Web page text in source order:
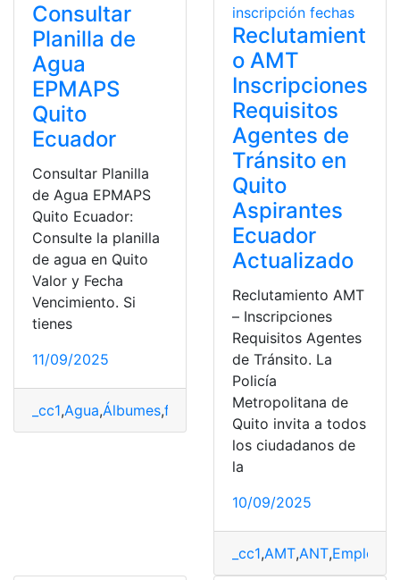
Consultar
Planilla de
Agua
EPMAPS
Quito
Ecuador
Consultar Planilla
de Agua EPMAPS
Quito Ecuador:
Consulte la planilla
de agua en Quito
Valor y Fecha
Vencimiento. Si
tienes
11/09/2025
_cc1,Agua,Álbumes,factura Herramientas Ecuador
Reclutamient
o AMT
Inscripciones
Requisitos
Agentes de
Tránsito en
Quito
Aspirantes
Ecuador
Actualizado
Reclutamiento AMT
– Inscripciones
Requisitos Agentes
de Tránsito. La
Policía
Metropolitana de
Quito invita a todos
los ciudadanos de
la
10/09/2025
_cc1,AMT,ANT,Empleo